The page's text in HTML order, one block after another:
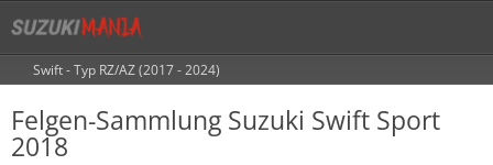
Swift - Typ RZ/AZ (2017 - 2024)
Felgen-Sammlung Suzuki Swift Sport
2018